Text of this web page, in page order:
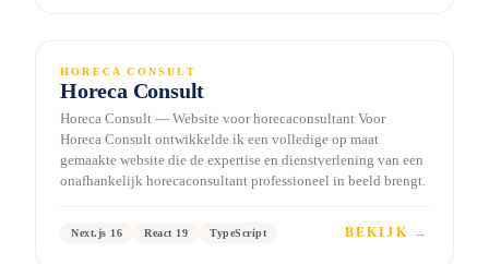
HORECA CONSULT
Horeca Consult
Horeca Consult — Website voor horecaconsultant Voor
Horeca Consult ontwikkelde ik een volledige op maat
gemaakte website die de expertise en dienstverlening van een
onafhankelijk horecaconsultant professioneel in beeld brengt.
Next.js 16 React 19 TypeScript BEKIJK →